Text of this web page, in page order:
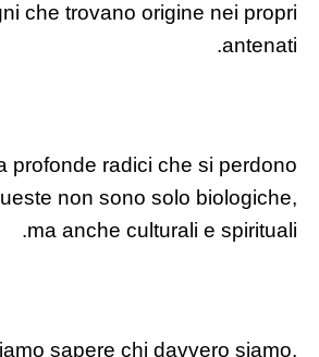
che trovano origine nei propri
antenati.
profonde radici che si perdono
non sono solo biologiche,
ma anche culturali e spirituali.
sapere chi davvero siamo,